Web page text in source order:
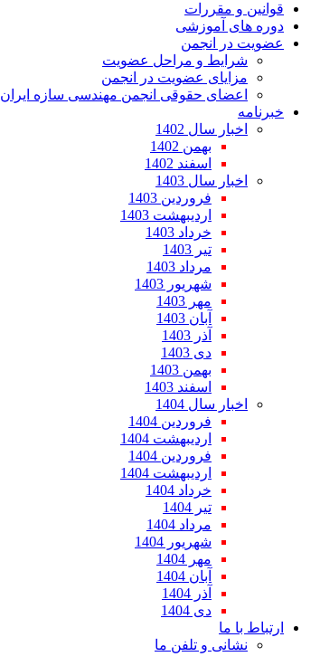
قوانین و مقررات
دوره های آموزشی
عضویت در انجمن
شرایط و مراحل عضویت
مزایای عضویت در انجمن
اعضای حقوقی انجمن مهندسی سازه ایران
خبرنامه
اخبار سال 1402
بهمن 1402
اسفند 1402
اخبار سال 1403
فروردین 1403
اردیبهشت 1403
خرداد 1403
تیر 1403
مرداد 1403
شهریور 1403
مهر 1403
آبان 1403
آذر 1403
دی 1403
بهمن 1403
اسفند 1403
اخبار سال 1404
فروردین 1404
اردیبهشت 1404
فروردین 1404
اردیبهشت 1404
خرداد 1404
تیر 1404
مرداد 1404
شهریور 1404
مهر 1404
آبان 1404
آذر 1404
دی 1404
ارتباط با ما
نشانی و تلفن ما